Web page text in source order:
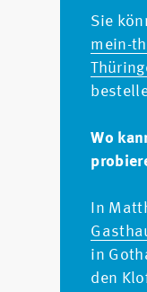
Sie
mein-
Wo
In
in
den